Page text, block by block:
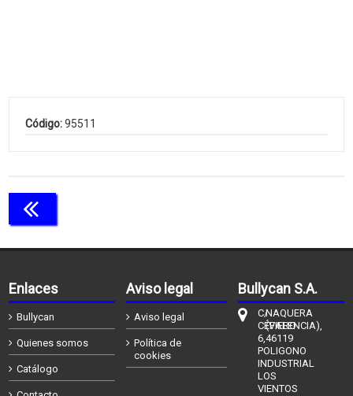
Código:95511
Enlaces
Bullycan
Quienes somos
Catálogo
Aviso legal
Aviso legal
Política de
cookies
Bullycan S.A.
C/
CÉFIERO
6,
POLIGONO
INDUSTRIAL
LOS
VIENTOS
NAQUERA
(VALENCIA),
46119